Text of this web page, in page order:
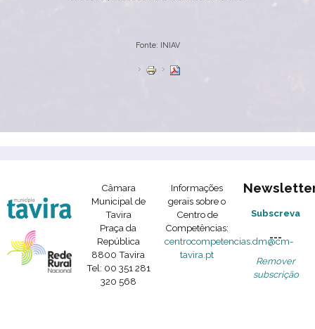
Fonte: INIAV
Câmara
Municipal de
Tavira
Praça da
República
8800 Tavira
Tel: 00 351 281
320 568
Informações
gerais sobre o
Centro de
Competências:
centrocompetencias.dm@cm-
tavira.pt
Subscreva
---
Remover
subscrição